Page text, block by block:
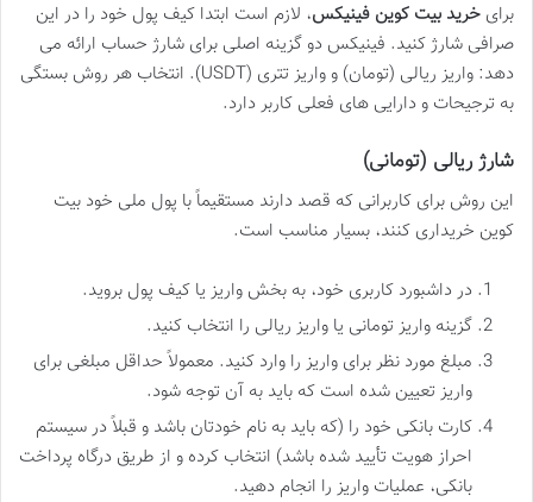
برای خرید بیت کوین فینیکس، لازم است ابتدا کیف پول خود را در این
صرافی شارژ کنید. فینیکس دو گزینه اصلی برای شارژ حساب ارائه می
دهد: واریز ریالی (تومان) و واریز تتری (USDT). انتخاب هر روش بستگی
به ترجیحات و دارایی های فعلی کاربر دارد.
شارژ ریالی (تومانی)
این روش برای کاربرانی که قصد دارند مستقیماً با پول ملی خود بیت
کوین خریداری کنند، بسیار مناسب است.
در داشبورد کاربری خود، به بخش واریز یا کیف پول بروید.
گزینه واریز تومانی یا واریز ریالی را انتخاب کنید.
مبلغ مورد نظر برای واریز را وارد کنید. معمولاً حداقل مبلغی برای
واریز تعیین شده است که باید به آن توجه شود.
کارت بانکی خود را (که باید به نام خودتان باشد و قبلاً در سیستم
احراز هویت تأیید شده باشد) انتخاب کرده و از طریق درگاه پرداخت
بانکی، عملیات واریز را انجام دهید.